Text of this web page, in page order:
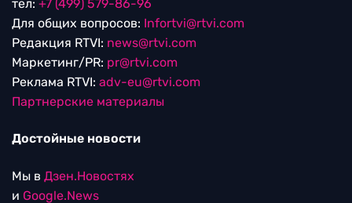
тел: +7 (499) 579-86-96
Для общих вопросов: Infortvi@rtvi.com
Редакция RTVI: news@rtvi.com
Маркетинг/PR: pr@rtvi.com
Реклама RTVI: adv-eu@rtvi.com
Партнерские материалы
Достойные новости
Мы в Дзен.Новостях
и Google.News